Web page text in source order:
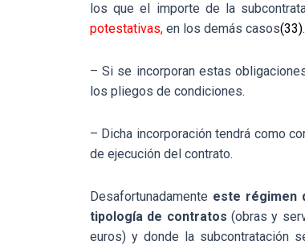
los que el importe de la
potestativas, en los demás casos(33).
– Si se incorporan estas
los pliegos de condiciones.
– Dicha incorporación tendrá como
de ejecución del contrato.
Desafortunadamente este régimen
tipología de contratos (obras y
euros) y donde la subcontratación